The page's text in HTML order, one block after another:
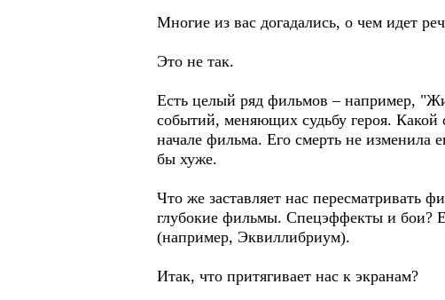
Многие из вас догадались, о чем идет
Это не так.
Есть целый ряд фильмов – например,
событий, меняющих судьбу героя.
начале фильма. Его смерть не изменила
бы хуже.
Что же заставляет нас пересматривать
глубокие фильмы. Спецэффекты и бои?
(например, Эквиллибриум).
Итак, что притягивает нас к экранам?